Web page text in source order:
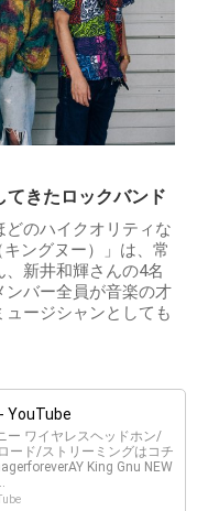
きたロックバンド
どのハイクオリティな
ングヌー）」は、常
新井和輝さんの4名
ンバー全員が音楽の才
ージシャンとしても
YouTube
ー ワイヤレスヘッドホン/
ード/ストリーミングはコチ
King Gnu NEW